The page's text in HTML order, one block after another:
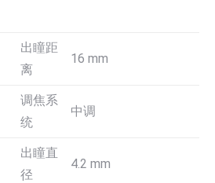
出瞳距
离
16 mm
调焦系
统
中调
出瞳直
径
4.2 mm